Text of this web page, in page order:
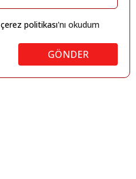
çerez politikası'nı okudum
GÖNDER